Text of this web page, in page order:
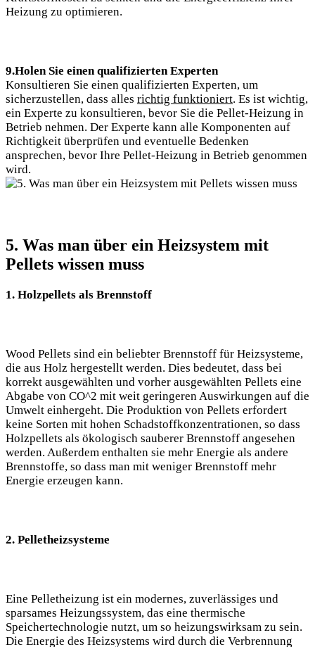
Heizung zu optimieren.
9.Holen Sie einen qualifizierten Experten
Konsultieren Sie einen qualifizierten Experten, um
sicherzustellen, dass alles richtig funktioniert. Es ist wichtig,
ein Experte zu konsultieren, bevor Sie die Pellet-Heizung in
Betrieb nehmen. Der Experte kann alle Komponenten auf
Richtigkeit überprüfen und eventuelle Bedenken
ansprechen, bevor Ihre Pellet-Heizung in Betrieb genommen
wird.
5. Was man über ein Heizsystem mit
Pellets wissen muss
1. Holzpellets als Brennstoff
Wood Pellets sind ein beliebter Brennstoff für Heizsysteme,
die aus Holz hergestellt werden. Dies bedeutet, dass bei
korrekt ausgewählten und vorher ausgewählten Pellets eine
Abgabe von CO^2 mit weit geringeren Auswirkungen auf die
Umwelt einhergeht. Die Produktion von Pellets erfordert
keine Sorten mit hohen Schadstoffkonzentrationen, so dass
Holzpellets als ökologisch sauberer Brennstoff angesehen
werden. Außerdem enthalten sie mehr Energie als andere
Brennstoffe, so dass man mit weniger Brennstoff mehr
Energie erzeugen kann.
2. Pelletheizsysteme
Eine Pelletheizung ist ein modernes, zuverlässiges und
sparsames Heizungssystem, das eine thermische
Speichertechnologie nutzt, um so heizungswirksam zu sein.
Die Energie des Heizsystems wird durch die Verbrennung